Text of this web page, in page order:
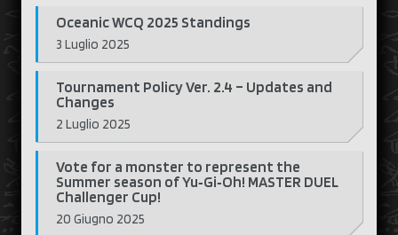
Oceanic WCQ 2025 Standings
3 Luglio 2025
Tournament Policy Ver. 2.4 – Updates and
Changes
2 Luglio 2025
Vote for a monster to represent the
Summer season of Yu‑Gi‑Oh! MASTER DUEL
Challenger Cup!
20 Giugno 2025